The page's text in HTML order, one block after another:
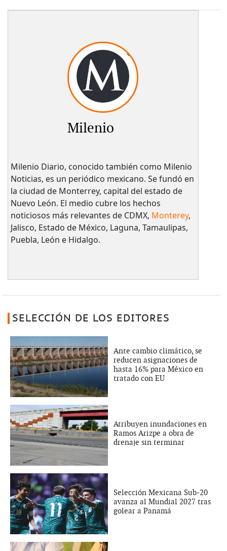
Milenio
Milenio Diario, conocido también como Milenio
Noticias, es un periódico mexicano. Se fundó en
la ciudad de Monterrey, capital del estado de
Nuevo León. El medio cubre los hechos
noticiosos más relevantes de CDMX, Monterey,
Jalisco, Estado de México, Laguna, Tamaulipas,
Puebla, León e Hidalgo.
SELECCIÓN DE LOS EDITORES
Ante cambio climático, se
reducen asignaciones de
hasta 16% para México en
tratado con EU
Atribuyen inundaciones en
Ramos Arizpe a obra de
drenaje sin terminar
Selección Mexicana Sub-20
avanza al Mundial 2027 tras
golear a Panamá